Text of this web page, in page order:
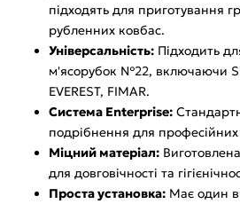
підходять для приготування
рубленних ковбас.
Універсальність: Підходить
м'ясорубок №22, включаючи
EVEREST, FIMAR.
Система Enterprise:
подрібнення для
Міцний матеріал:
для довговічності та
Проста установка: Має один